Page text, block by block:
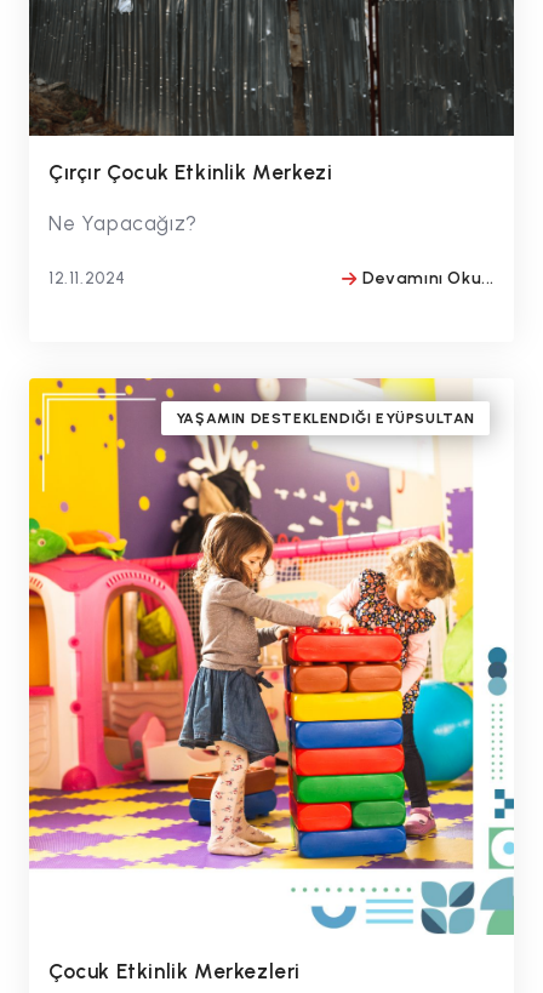
Çırçır Çocuk Etkinlik Merkezi
Ne Yapacağız?
12.11.2024
Devamını Oku...
YAŞAMIN DESTEKLENDIĞI EYÜPSULTAN
Çocuk Etkinlik Merkezleri